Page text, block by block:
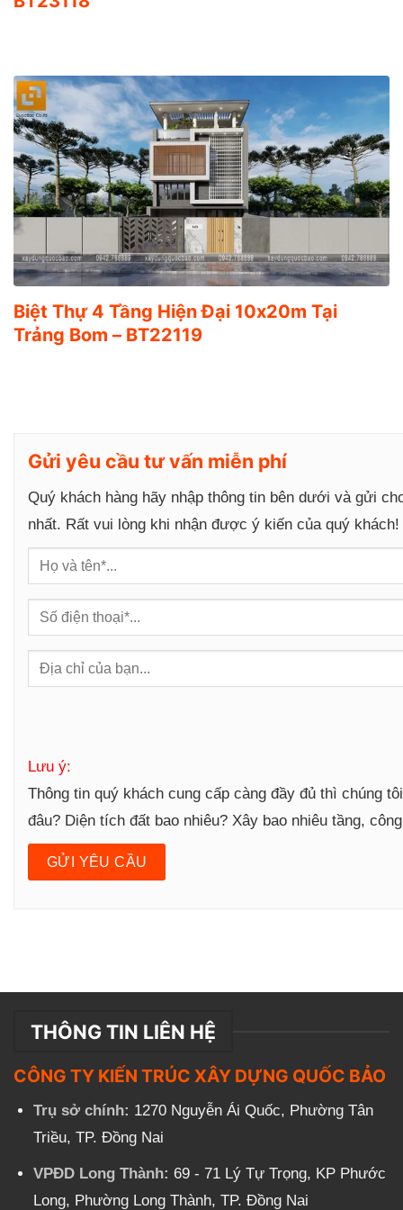
Biệt Thự 4 Tầng Hiện Đại 10x20m Tại
Trảng Bom – BT22119
Gửi yêu cầu tư vấn miễn phí
Quý khách hàng hãy nhập thông tin bên dưới và gửi
nhất. Rất vui lòng khi nhận được ý kiến của quý khách!
Lưu ý:
Thông tin quý khách cung cấp càng đầy đủ thì chúng
đâu? Diện tích đất bao nhiêu? Xây bao nhiêu tầng,
THÔNG TIN LIÊN HỆ
CÔNG TY KIẾN TRÚC XÂY DỰNG QUỐC BẢO
Trụ sở chính: 1270 Nguyễn Ái Quốc, Phường Tân
Triều, TP. Đồng Nai
VPĐD Long Thành: 69 - 71 Lý Tự Trọng, KP Phước
Long, Phường Long Thành, TP. Đồng Nai